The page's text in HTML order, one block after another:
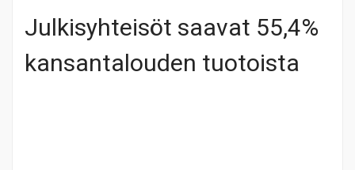
Julkisyhteisöt saavat 55,4%
kansantalouden tuotoista